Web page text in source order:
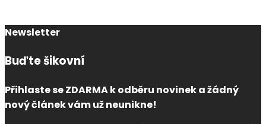
Newsletter
Buďte šikovní
Přihlaste se ZDARMA k odběru novinek a žádný
nový článek vám už neunikne!